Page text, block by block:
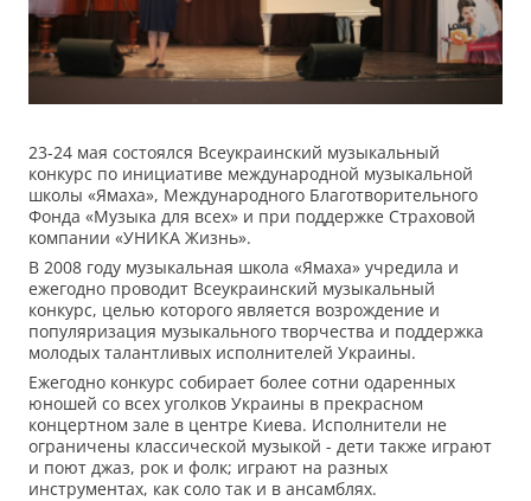
23-24 мая состоялся Всеукраинский музыкальный
конкурс по инициативе международной музыкальной
школы «Ямаха», Международного Благотворительного
Фонда «Музыка для всех» и при поддержке Страховой
компании «УНИКА Жизнь».
В 2008 году музыкальная школа «Ямаха» учредила и
ежегодно проводит Всеукраинский музыкальный
конкурс, целью которого является возрождение и
популяризация музыкального творчества и поддержка
молодых талантливых исполнителей Украины.
Ежегодно конкурс собирает более сотни одаренных
юношей со всех уголков Украины в прекрасном
концертном зале в центре Киева. Исполнители не
ограничены классической музыкой - дети также играют
и поют джаз, рок и фолк; играют на разных
инструментах, как соло так и в ансамблях.